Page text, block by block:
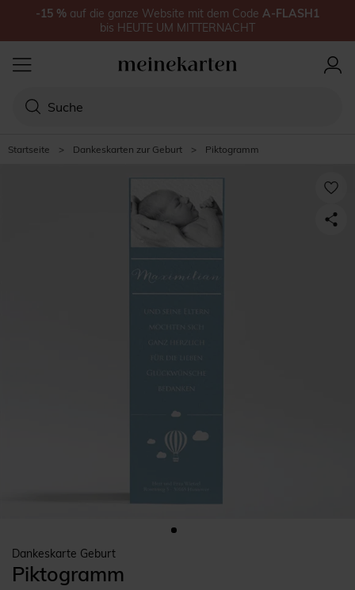
Startseite > Dankeskarten zur Geburt > Piktogramm
Dankeskarte Geburt
Piktogramm
-15 % auf die ganze Website mit dem Code A-FLASH1
bis HEUTE UM MITTERNACHT